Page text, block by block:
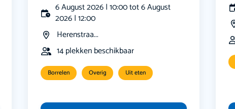
6 August 2026 | 10:00 tot 6 August
2026 | 12:00
Herenstraa...
14 plekken beschikbaar
Borrelen Overig Uit eten